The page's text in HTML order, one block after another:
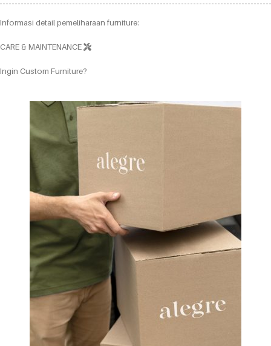
Informasi detail pemeliharaan furniture:
CARE & MAINTENANCE
Ingin Custom Furniture?